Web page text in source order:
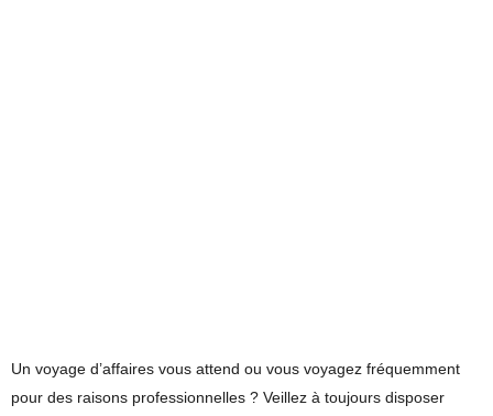
Un voyage d’affaires vous attend ou vous voyagez fréquemment
pour des raisons professionnelles ? Veillez à toujours disposer